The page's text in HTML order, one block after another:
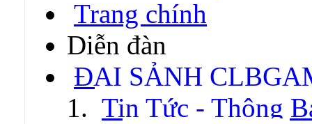
Trang chính
Diễn đàn
ĐẠI SẢNH
Tin Tức - Thông